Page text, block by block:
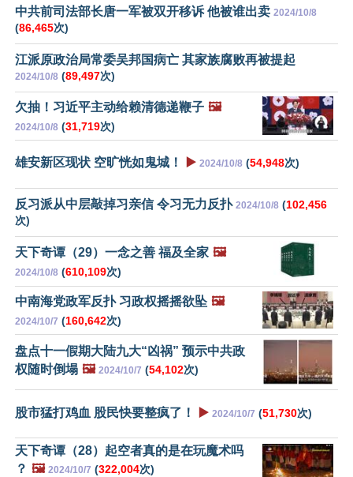
中共前司法部长唐一军被双开移诉 他被谁出卖 2024/10/8
(86,465次)
江派原政治局常委吴邦国病亡 其家族腐败再被提起
2024/10/8 (89,497次)
欠抽！习近平主动给赖清德递鞭子 🖼️
2024/10/8 (31,719次)
雄安新区现状 空旷恍如鬼城！ ▶️ 2024/10/8 (54,948次)
反习派从中层敲掉习亲信 令习无力反扑 2024/10/8 (102,456
次)
天下奇谭（29）一念之善 福及全家 🖼️
2024/10/8 (610,109次)
中南海党政军反扑 习政权摇摇欲坠 🖼️
2024/10/7 (160,642次)
盘点十一假期大陆九大“凶祸” 预示中共政
权随时倒塌 🖼️ 2024/10/7 (54,102次)
股市猛打鸡血 股民快要整疯了！ ▶️ 2024/10/7 (51,730次)
天下奇谭（28）起空者真的是在玩魔术吗
？ 🖼️ 2024/10/7 (322,004次)